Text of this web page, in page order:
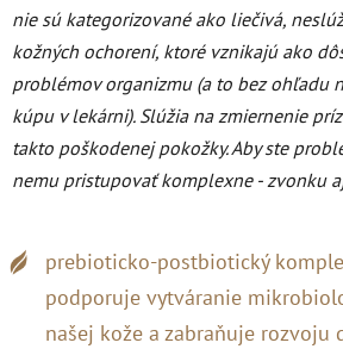
nie sú kategorizované ako liečivá,
kožných ochorení, ktoré vznikajú ako
problémov organizmu (a to bez ohľadu
kúpu v lekárni). Slúžia na zmiernenie
takto poškodenej pokožky. Aby ste
nemu pristupovať komplexne - zvonku
prebioticko-postbiotický
podporuje vytváranie
našej kože a zabraňuje